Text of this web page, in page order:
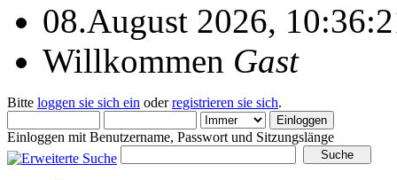
08.August 2026,
Willkommen Gast
Bitte loggen sie sich ein oderregistrieren sie sich.
Einloggen mit Benutzername, Passwort und Sitzungslänge